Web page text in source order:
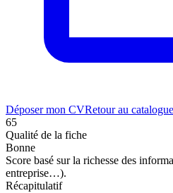
Déposer mon CVRetour au catalogue
65
Qualité de la fiche
Bonne
Score basé sur la richesse des
entreprise…).
Récapitulatif